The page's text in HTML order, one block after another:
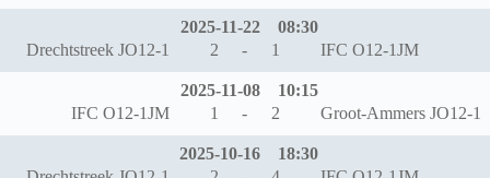
2025-11-22
08:30
Drechtstreek JO12-1
2 - 1 IFC O12-1JM
2025-11-08
10:15
IFC O12-1JM
1 - 2 Groot-Ammers JO12-1
2025-10-16
18:30